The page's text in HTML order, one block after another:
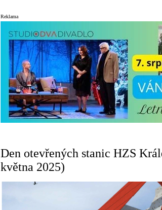
Reklama
Den otevřených stanic HZS
května 2025)